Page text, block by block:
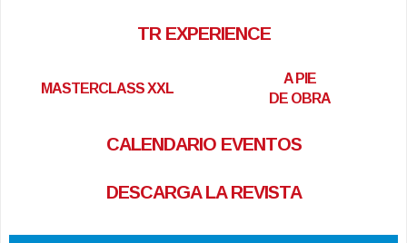
TR EXPERIENCE
MASTERCLASS XXL
A PIE
DE OBRA
CALENDARIO EVENTOS
DESCARGA LA REVISTA